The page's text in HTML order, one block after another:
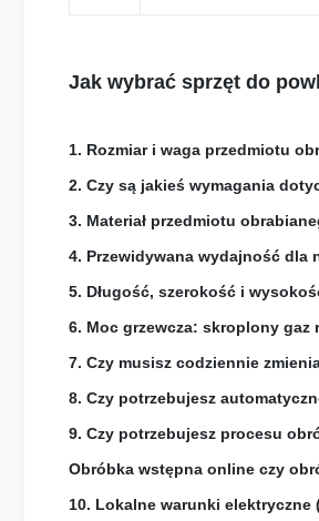
Jak wybrać sprzęt do
1. Rozmiar i waga przedmiotu
2. Czy są jakieś wymagania
3. Materiał przedmiotu
4. Przewidywana wydajność dla
5. Długość, szerokość i
6. Moc grzewcza: skroplony
7. Czy musisz codziennie
8. Czy potrzebujesz
9. Czy potrzebujesz procesu
Obróbka wstępna online czy
10. Lokalne warunki elektryczne